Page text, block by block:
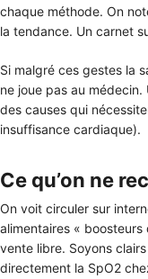
chaque méthode. On
la tendance. Un carnet
Si malgré ces gestes la
ne joue pas au médecin.
des causes qui
insuffisance cardiaque).
Ce qu’on ne
On voit circuler sur
alimentaires « boosteurs
vente libre. Soyons
directement la SpO2